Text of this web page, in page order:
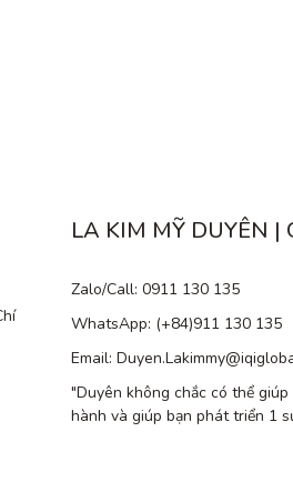
LA KIM MỸ DUYÊN |
Zalo/Call: 0911 130 135
WhatsApp: (+84)911 130 135
Email:
"Duyên không chắc có thể
hành và giúp bạn phát triển 1